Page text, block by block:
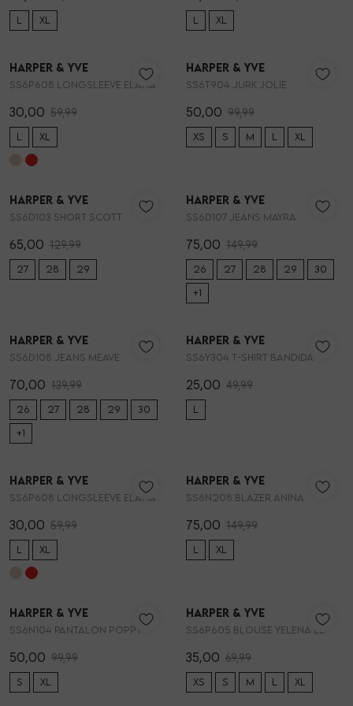
T-shirts
Truien
Sets
Jassen
Giftboxen
Steentje/bedel
Zonnebrillen
Sokken
Overige Accessoires
L XL L XL
1 /2
Harper & Yve
30,00 59,99
L XL
1 /2
Harper & Yve
SS6T904 JURK JOLIE
50,00 99,99
XS S M L XL
1 /2
Harper & Yve
SS6D103 SHORT SCOTT
65,00 129,99
27 28 29
1 /2
Harper & Yve
SS6D107 JEANS MAYRA
75,00 149,99
26 27 28 29
30
+1
1 /2
Harper & Yve
SS6D108 JEANS MEAVE
70,00 139,99
26 27 28 29
30
+1
1 /2
Harper & Yve
SS6Y304 T-SHIRT BANDIDA
25,00 49,99
L
1 /2
Harper & Yve
30,00 59,99
L XL
1 /2
Harper & Yve
SS6N208 BLAZER ANINA
75,00 149,99
L XL
1 /2
Harper & Yve
SS6N104 PANTALON POPPY
50,00 99,99
S XL
1 /2
Harper & Yve
SS6P605 BLOUSE YELENA LS
35,00 69,99
XS S M L XL